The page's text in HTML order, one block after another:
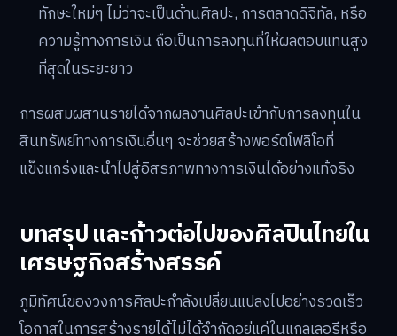
ทักษะใหม่ๆ ไม่ว่าจะเป็นด้านศิลปะ, การตลาดดิจิทัล, หรือ
ความรู้ทางการเงิน ถือเป็นการลงทุนที่ให้ผลตอบแทนสูง
ที่สุดในระยะยาว
การผสมผสานรายได้จากผลงานศิลปะเข้ากับการลงทุนใน
สินทรัพย์ทางการเงินอื่นๆ จะช่วยสร้างพอร์ตโฟลิโอที่
แข็งแกร่งและนำไปสู่อิสรภาพทางการเงินได้อย่างแท้จริง
บทสรุป และก้าวต่อไปของศิลปินไทยใน
เศรษฐกิจสร้างสรรค์
ภูมิทัศน์ของวงการศิลปะกำลังเปลี่ยนแปลงไปอย่างรวดเร็ว
โอกาสในการสร้างรายได้ไม่ได้จำกัดอยู่แค่ในแกลเลอรีหรือ